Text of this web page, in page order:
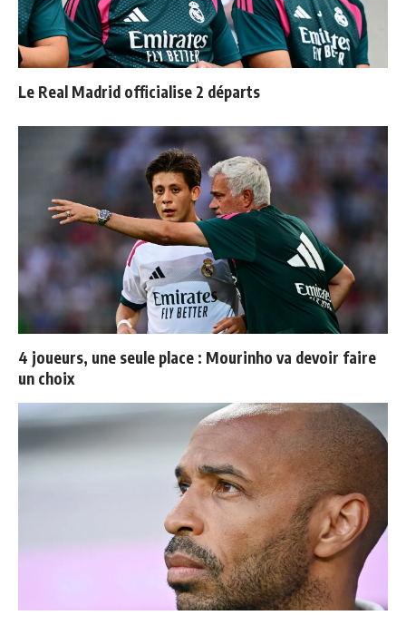
Le Real Madrid officialise 2 départs
4 joueurs, une seule place : Mourinho va devoir faire
un choix